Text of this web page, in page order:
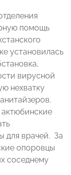
помощь
установилась
вирусной
нехватку
для врачей. За
опоровцы
соседнему